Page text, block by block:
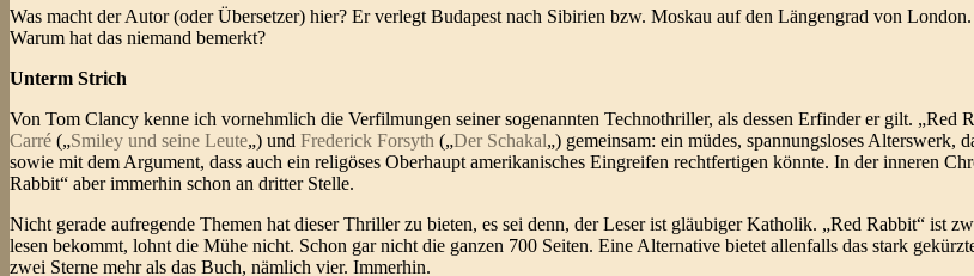
Was macht der Autor (oder Übersetzer) hier? Er verlegt Budapest nach Sibirien bzw. Moskau auf den Längengrad von
Warum hat das niemand bemerkt?
Unterm Strich
Von Tom Clancy kenne ich vornehmlich die Verfilmungen seiner sogenannten Technothriller, als dessen Erfinder er gilt. „Red
Carré („Smiley und seine Leute„) und Frederick Forsyth („Der Schakal„) gemeinsam: ein müdes, spannungsloses Alterswerk,
sowie mit dem Argument, dass auch ein religöses Oberhaupt amerikanisches Eingreifen rechtfertigen könnte. In der inneren
Rabbit“ aber immerhin schon an dritter Stelle.
Nicht gerade aufregende Themen hat dieser Thriller zu bieten, es sei denn, der Leser ist gläubiger Katholik. „Red Rabbit“ ist
lesen bekommt, lohnt die Mühe nicht. Schon gar nicht die ganzen 700 Seiten. Eine Alternative bietet allenfalls das stark
zwei Sterne mehr als das Buch, nämlich vier. Immerhin.